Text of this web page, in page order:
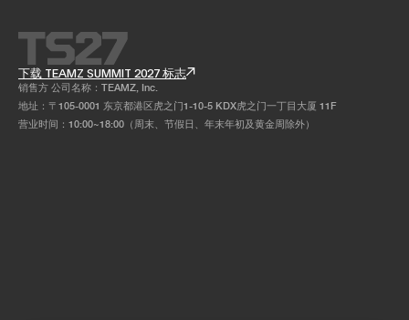
下载 TEAMZ SUMMIT 2027 标志
销售方 公司名称：TEAMZ, Inc.
地址：〒105-0001 东京都港区虎之门1-10-5 KDX虎之门一丁目大厦 11F
营业时间：10:00~18:00（周末、节假日、年末年初及黄金周除外）